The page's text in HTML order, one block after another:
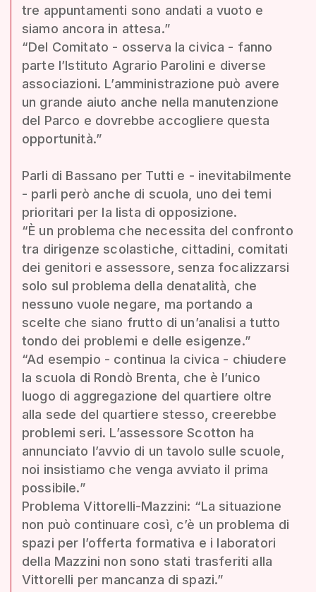
tre appuntamenti sono andati a vuoto e
siamo ancora in attesa.”
“Del Comitato - osserva la civica - fanno
parte l’Istituto Agrario Parolini e diverse
associazioni. L’amministrazione può avere
un grande aiuto anche nella manutenzione
del Parco e dovrebbe accogliere questa
opportunità.”
Parli di Bassano per Tutti e - inevitabilmente
- parli però anche di scuola, uno dei temi
prioritari per la lista di opposizione.
“È un problema che necessita del confronto
tra dirigenze scolastiche, cittadini, comitati
dei genitori e assessore, senza focalizzarsi
solo sul problema della denatalità, che
nessuno vuole negare, ma portando a
scelte che siano frutto di un’analisi a tutto
tondo dei problemi e delle esigenze.”
“Ad esempio - continua la civica - chiudere
la scuola di Rondò Brenta, che è l’unico
luogo di aggregazione del quartiere oltre
alla sede del quartiere stesso, creerebbe
problemi seri. L’assessore Scotton ha
annunciato l’avvio di un tavolo sulle scuole,
noi insistiamo che venga avviato il prima
possibile.”
Problema Vittorelli-Mazzini: “La situazione
non può continuare così, c’è un problema di
spazi per l’offerta formativa e i laboratori
della Mazzini non sono stati trasferiti alla
Vittorelli per mancanza di spazi.”